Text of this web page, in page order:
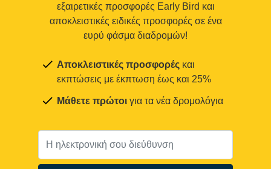
εξαιρετικές προσφορές Early Bird και
αποκλειστικές ειδικές προσφορές σε ένα
ευρύ φάσμα διαδρομών!
Αποκλειστικές προσφορές και
εκπτώσεις με έκπτωση έως και 25%
Μάθετε πρώτοι για τα νέα δρομολόγια